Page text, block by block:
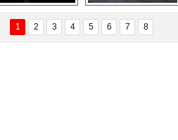
ÖZYANIK
Değişti?
Delta uçağına
yıldırım çarptı
Ford Focus RS
(2015)
1 2 3 4 5 6 7 8